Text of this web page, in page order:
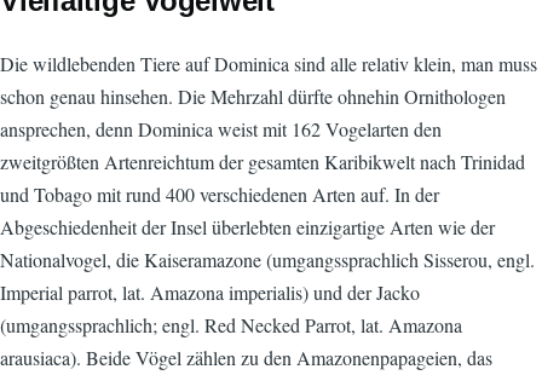
Die wildlebenden Tiere auf Dominica sind alle relativ klein, man muss
schon genau hinsehen. Die Mehrzahl dürfte ohnehin Ornithologen
ansprechen, denn Dominica weist mit 162 Vogelarten den
zweitgrößten Artenreichtum der gesamten Karibikwelt nach Trinidad
und Tobago mit rund 400 verschiedenen Arten auf. In der
Abgeschiedenheit der Insel überlebten einzigartige Arten wie der
Nationalvogel, die Kaiseramazone (umgangssprachlich Sisserou, engl.
Imperial parrot, lat. Amazona imperialis) und der Jacko
(umgangssprachlich; engl. Red Necked Parrot, lat. Amazona
arausiaca). Beide Vögel zählen zu den Amazonenpapageien, das